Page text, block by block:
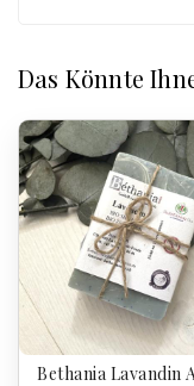
Das Könnte
Bethania Lavandin